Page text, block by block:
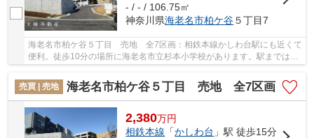
- / - / 106.75㎡
神奈川県海老名市柏ケ谷５丁目7
海老名市柏ケ谷５丁目 売地 全7区画：相鉄本線かしわ台駅にも近くて
便利。徒歩10分の場所に海老名市立杉本小学校があります。駅までは徒
売買 | 売地
海老名市柏ケ谷５丁目 売地 全7区画
2,380万円
相鉄本線 「かしわ台 」駅 徒歩15分